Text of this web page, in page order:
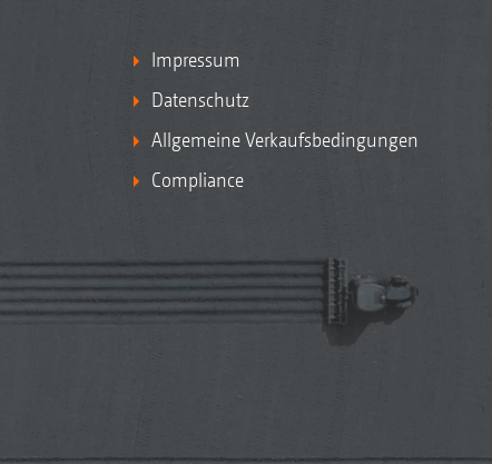
Impressum
Datenschutz
Allgemeine Verkaufsbedingungen
Compliance